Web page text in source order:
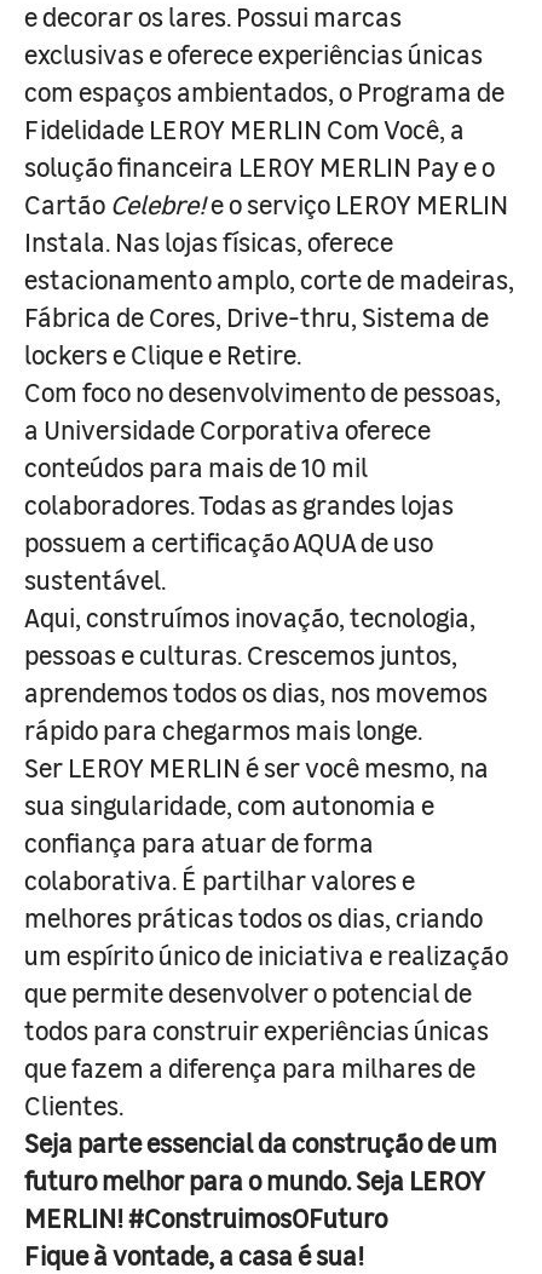
e decorar os lares. Possui marcas
exclusivas e oferece experiências únicas
com espaços ambientados, o Programa de
Fidelidade LEROY MERLIN Com Você, a
solução financeira LEROY MERLIN Pay e o
Cartão Celebre!e o serviço LEROY MERLIN
Instala. Nas lojas físicas, oferece
estacionamento amplo, corte de madeiras,
Fábrica de Cores, Drive-thru, Sistema de
lockers e Clique e Retire.
Com foco no desenvolvimento de pessoas,
a Universidade Corporativa oferece
conteúdos para mais de 10 mil
colaboradores. Todas as grandes lojas
possuem a certificação AQUA de uso
sustentável.
Aqui, construímos inovação, tecnologia,
pessoas e culturas. Crescemos juntos,
aprendemos todos os dias, nos movemos
rápido para chegarmos mais longe.
Ser LEROY MERLIN é ser você mesmo, na
sua singularidade, com autonomia e
confiança para atuar de forma
colaborativa. É partilhar valores e
melhores práticas todos os dias, criando
um espírito único de iniciativa e realização
que permite desenvolver o potencial de
todos para construir experiências únicas
que fazem a diferença para milhares de
Clientes.
Seja parte essencial da construção de um
futuro melhor para o mundo. Seja LEROY
MERLIN! #ConstruimosOFuturo
Fique à vontade, a casa é sua!